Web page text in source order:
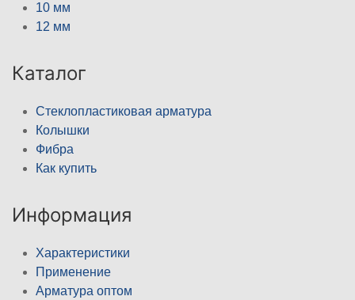
10 мм
12 мм
Каталог
Стеклопластиковая арматура
Колышки
Фибра
Как купить
Информация
Характеристики
Применение
Арматура оптом